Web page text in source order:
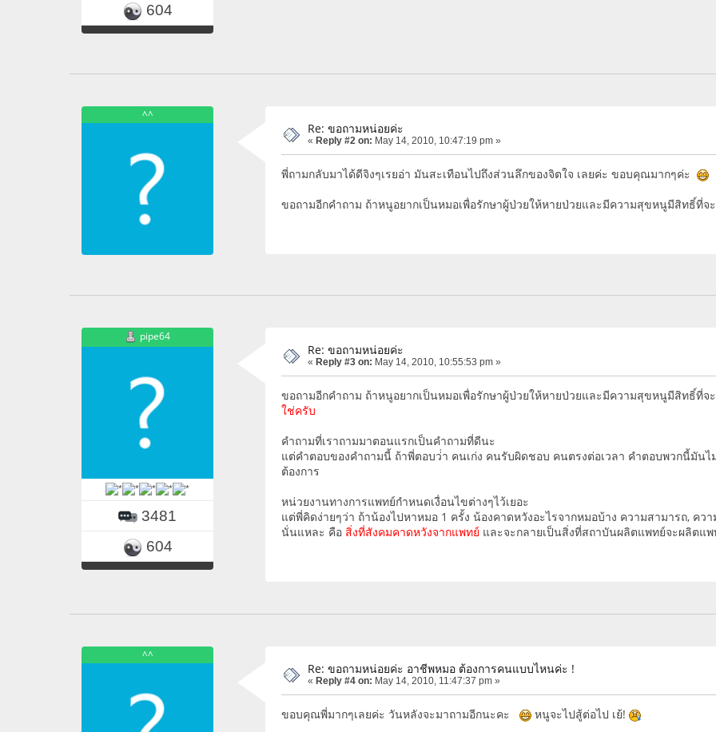
604
^^
Re: ขอถามหน่อยค่ะ
« Reply #2 on: May 14, 2010, 10:47:19 pm »
พี่ถามกลับมาได้ดีจิงๆเรยอ่า มันสะเทือนไปถึงส่วนลึกของจิตใจ เลยค่ะ ขอบคุณมากๆค่ะ
ขอถามอีกคำถาม ถ้าหนูอยากเป็นหมอเพื่อรักษาผู้ป่วยให้หายป่วยและมีความสุขหนูมีสิทธิ์ที่จ
pipe64
3481
604
Re: ขอถามหน่อยค่ะ
« Reply #3 on: May 14, 2010, 10:55:53 pm »
ขอถามอีกคำถาม ถ้าหนูอยากเป็นหมอเพื่อรักษาผู้ป่วยให้หายป่วยและมีความสุขหนูมีสิทธิ์ที่จ
ใช่ครับ
คำถามที่เราถามมาตอนแรกเป็นคำถามที่ดีนะ
แต่คำตอบของคำถามนี้ ถ้าพี่ตอบว่่า คนเก่ง คนรับผิดชอบ คนตรงต่อเวลา คำตอบพวกนี้มัน
ต้องการ
หน่วยงานทางการแพทย์กำหนดเงื่อนไขต่างๆไว้เยอะ
แต่พี่คิดง่ายๆว่า ถ้าน้องไปหาหมอ 1 ครั้ง น้องคาดหวังอะไรจากหมอบ้าง ความสามารถ, คว
นั่นแหละ คือ สิ่งที่สังคมคาดหวังจากแพทย์ และจะกลายเป็นสิ่งที่สถาบันผลิตแพทย์จะผลิตแ
^^
Re: ขอถามหน่อยค่ะ อาชีพหมอ ต้องการคนแบบไหนค่ะ !
« Reply #4 on: May 14, 2010, 11:47:37 pm »
ขอบคุณพี่มากๆเลยค่ะ วันหลังจะมาถามอีกนะคะ หนูจะไปสู้ต่อไป เย้!